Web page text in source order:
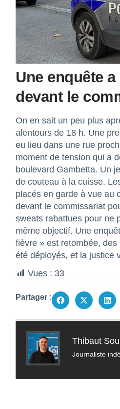
Une enquête
devant le
On en sait un peu plus
alentours de 18 h. Une
eu lieu dans une rue
moment de tension qui a
boulevard Gambetta. Un
de couteau à la cuisse.
placés en garde à vue au
devant le commissariat
sweats rabattues pour ne
même objectif. Une
fièvre » est retombée,
été déployés, et la justice
Vues : 33
Partager :
Thibaut
Journaliste